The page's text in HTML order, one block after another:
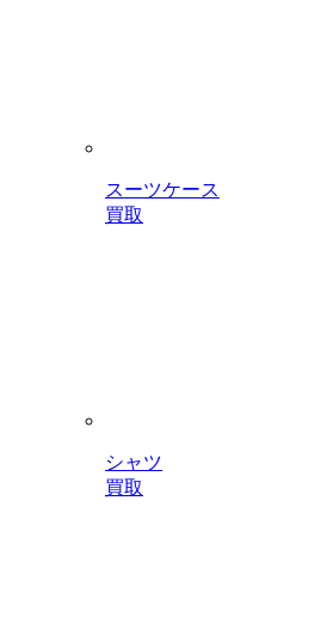
スーツケース
買取
シャツ
買取